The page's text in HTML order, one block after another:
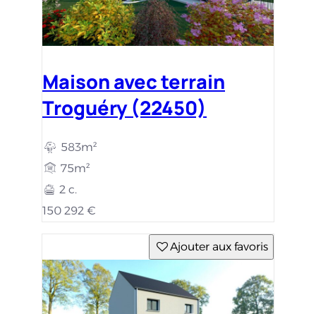
Maison avec terrain
Troguéry (22450)
583m²
75m²
2 c.
150 292 €
Ajouter aux favoris